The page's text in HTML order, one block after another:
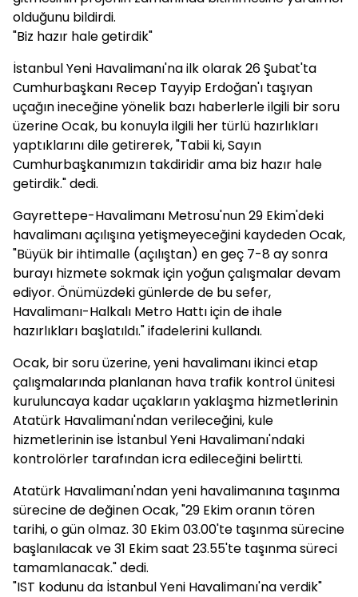
olduğunu bildirdi.
"Biz hazır hale getirdik"
İstanbul Yeni Havalimanı'na ilk olarak 26 Şubat'ta
Cumhurbaşkanı Recep Tayyip Erdoğan'ı taşıyan
uçağın ineceğine yönelik bazı haberlerle ilgili bir soru
üzerine Ocak, bu konuyla ilgili her türlü hazırlıkları
yaptıklarını dile getirerek, "Tabii ki, Sayın
Cumhurbaşkanımızın takdiridir ama biz hazır hale
getirdik." dedi.
Gayrettepe-Havalimanı Metrosu'nun 29 Ekim'deki
havalimanı açılışına yetişmeyeceğini kaydeden Ocak,
"Büyük bir ihtimalle (açılıştan) en geç 7-8 ay sonra
burayı hizmete sokmak için yoğun çalışmalar devam
ediyor. Önümüzdeki günlerde de bu sefer,
Havalimanı-Halkalı Metro Hattı için de ihale
hazırlıkları başlatıldı." ifadelerini kullandı.
Ocak, bir soru üzerine, yeni havalimanı ikinci etap
çalışmalarında planlanan hava trafik kontrol ünitesi
kuruluncaya kadar uçakların yaklaşma hizmetlerinin
Atatürk Havalimanı'ndan verileceğini, kule
hizmetlerinin ise İstanbul Yeni Havalimanı'ndaki
kontrolörler tarafından icra edileceğini belirtti.
Atatürk Havalimanı'ndan yeni havalimanına taşınma
sürecine de değinen Ocak, "29 Ekim oranın tören
tarihi, o gün olmaz. 30 Ekim 03.00'te taşınma sürecine
başlanılacak ve 31 Ekim saat 23.55'te taşınma süreci
tamamlanacak." dedi.
"IST kodunu da İstanbul Yeni Havalimanı'na verdik"